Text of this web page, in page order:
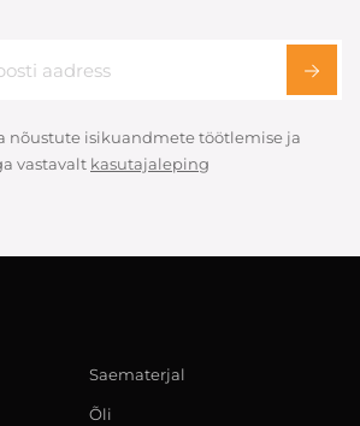
nõustute isikuandmete töötlemise ja
vastavalt kasutajaleping
Saematerjal
Õli